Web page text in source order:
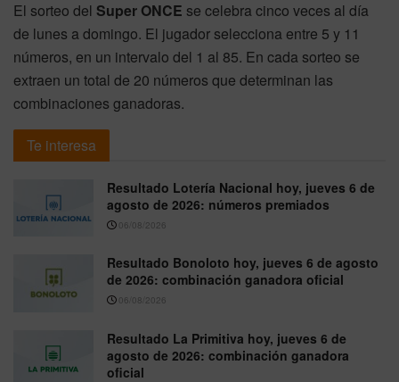
El sorteo del Super ONCE se celebra cinco veces al día
de lunes a domingo. El jugador selecciona entre 5 y 11
números, en un intervalo del 1 al 85. En cada sorteo se
extraen un total de 20 números que determinan las
combinaciones ganadoras.
Te interesa
Resultado Lotería Nacional hoy, jueves 6 de
agosto de 2026: números premiados
06/08/2026
Resultado Bonoloto hoy, jueves 6 de agosto
de 2026: combinación ganadora oficial
06/08/2026
Resultado La Primitiva hoy, jueves 6 de
agosto de 2026: combinación ganadora
oficial